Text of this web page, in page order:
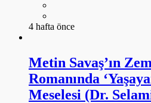
4 hafta önce
Metin Savaş’ın
Romanında
Meselesi (Dr.